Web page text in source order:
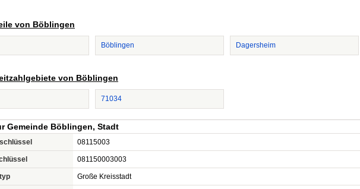
von Böblingen
Böblingen Dagersheim
von Böblingen
71034
Gemeinde Böblingen, Stadt
08115003
081150003003
Große Kreisstadt